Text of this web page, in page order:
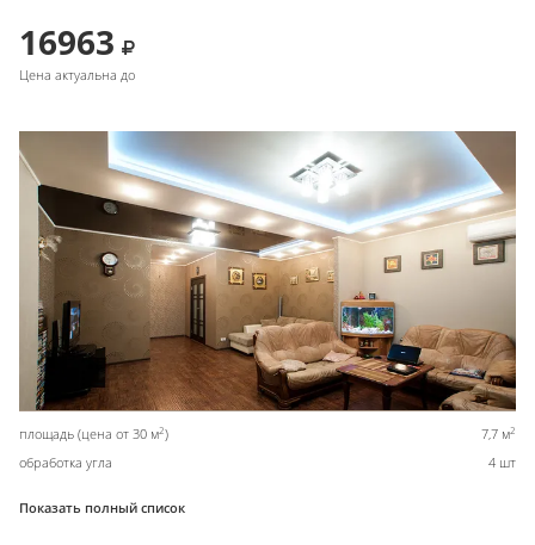
16963
Цена актуальна до
площадь (цена от 30 м2) 7,7 м2
обработка угла 4 шт
Показать полный список